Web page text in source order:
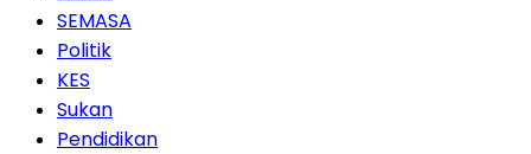
SEMASA
Politik
KES
Sukan
Pendidikan